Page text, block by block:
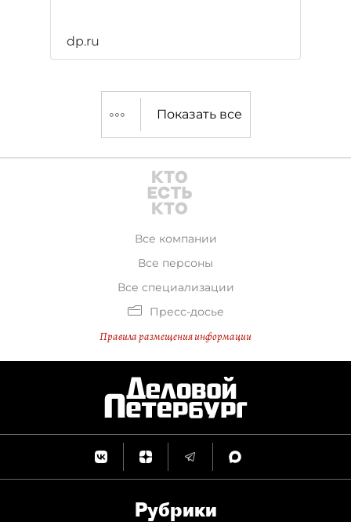
dp.ru
Показать все
Все компании
Все персоны
Все специализации
Пресс-досье
Правила размещения информации
Рубрики